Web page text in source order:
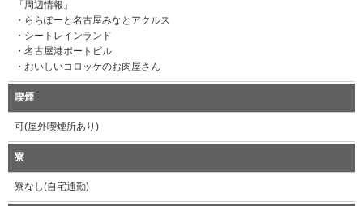
「周辺情報」
・ららぽーと名古屋みなとアクルス
・シートレインランド
・名古屋港ポートビル
・おいしいコロッケのお肉屋さん
喫煙
可(屋外喫煙所あり)
寮
寮なし(自宅通勤)